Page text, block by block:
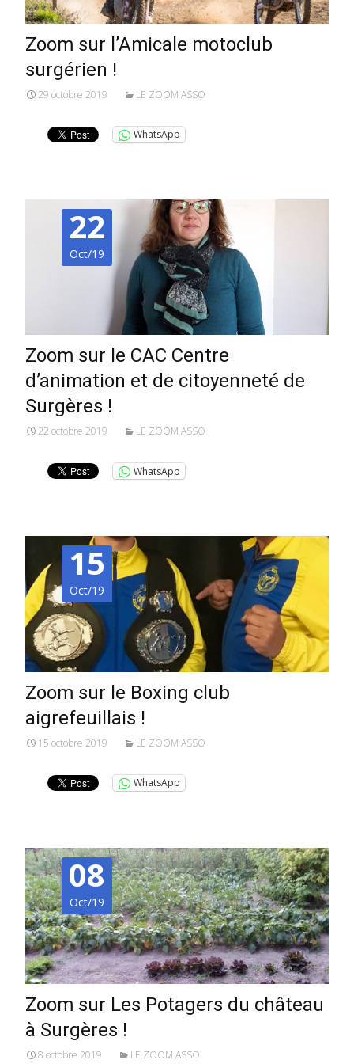
Zoom sur l’Amicale motoclub
surgérien !
29 octobre 2019 LE ZOOM ASSO
WhatsApp
22
Oct/19
Zoom sur le CAC Centre
d’animation et de citoyenneté de
Surgères !
22 octobre 2019 LE ZOOM ASSO
WhatsApp
15
Oct/19
Zoom sur le Boxing club
aigrefeuillais !
15 octobre 2019 LE ZOOM ASSO
WhatsApp
08
Oct/19
Zoom sur Les Potagers du château
à Surgères !
8 octobre 2019 LE ZOOM ASSO